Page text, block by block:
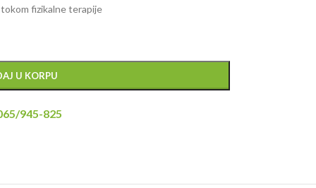
fizikalne terapije
U KORPU
945-825